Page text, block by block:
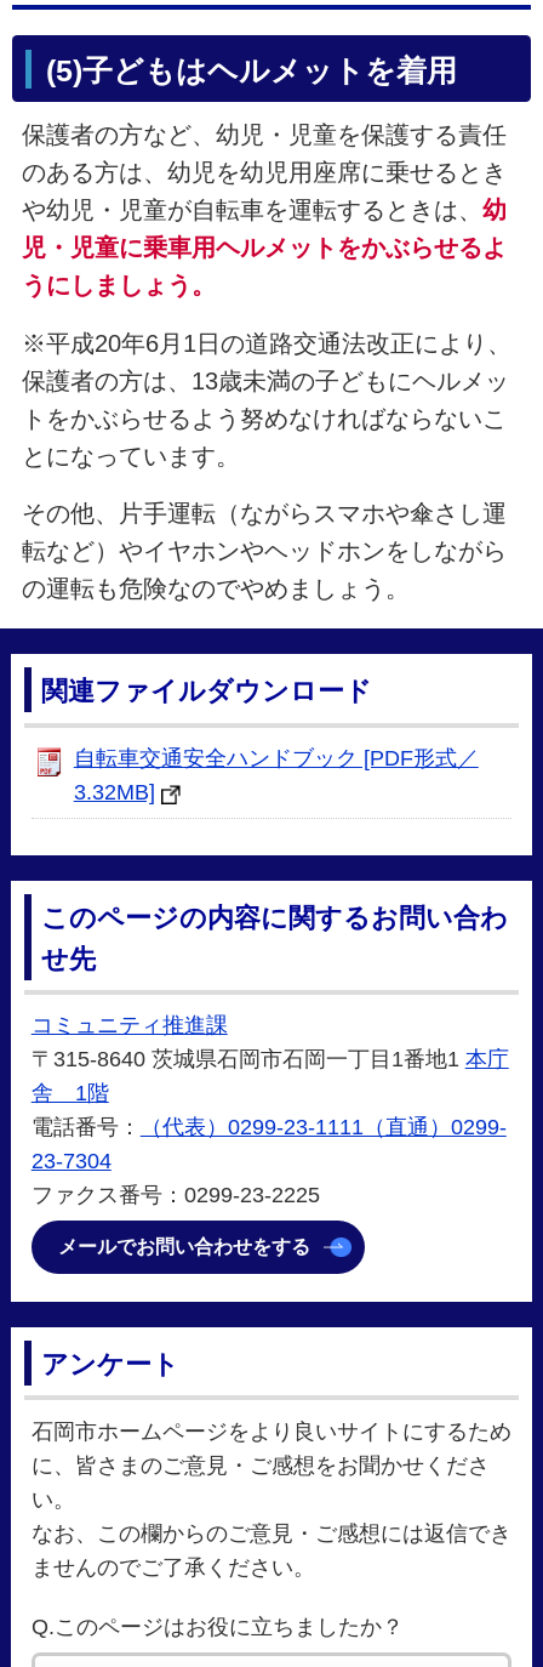
(5)子どもはヘルメットを着用
保護者の方など、幼児・児童を保護する責任
のある方は、幼児を幼児用座席に乗せるとき
や幼児・児童が自転車を運転するときは、 幼
児・児童に乗車用ヘルメットをかぶらせるよ
うにしましょう。
※平成20年6月1日の道路交通法改正により、
保護者の方は、13歳未満の子どもにヘルメッ
トをかぶらせるよう努めなければならないこ
とになっています。
その他、
片手運転（ながらスマホや傘さし運
転など） やイヤホンやヘッドホンをしながら
の運転も危険なのでやめましょう。
関連ファイルダウンロード
自転車交通安全ハンドブック [PDF形式／
3.32MB]
このページの内容に関するお問い合わ
せ先
コミュニティ推進課
〒315-8640 茨城県石岡市石岡一丁目1番地1 本庁
舎 1階
電話番号：
（代表）0299-23-1111（直通）0299-
23-7304
ファクス番号：0299-23-2225
メールでお問い合わせをする
アンケート
石岡市ホームページをより良いサイトにするため
に、皆さまのご意見・ご感想をお聞かせくださ
い。
なお、この欄からのご意見・ご感想には返信でき
ませんのでご了承ください。
Q.このページはお役に立ちましたか？